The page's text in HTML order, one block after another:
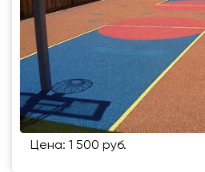
Цена: 1 500 руб.